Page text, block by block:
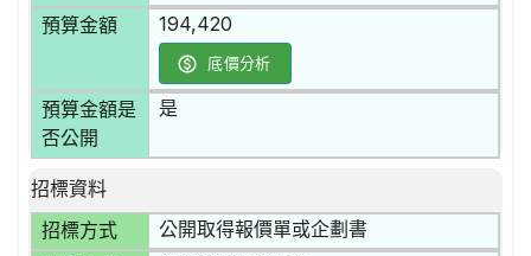
預算金額 194,420
底價分析
預算金額是
否公開
是
招標資料
招標方式
公開取得報價單或企劃書